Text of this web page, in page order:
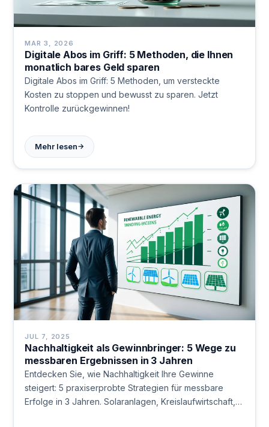
MAR 3, 2026
Digitale Abos im Griff: 5 Methoden, die Ihnen
monatlich bares Geld sparen
Digitale Abos im Griff: 5 Methoden, um versteckte
Kosten zu stoppen und bewusst zu sparen. Jetzt
Kontrolle zurückgewinnen!
Mehr lesen→
JUL 7, 2025
Nachhaltigkeit als Gewinnbringer: 5 Wege zu
messbaren Ergebnissen in 3 Jahren
Entdecken Sie, wie Nachhaltigkeit Ihre Gewinne
steigert: 5 praxiserprobte Strategien für messbare
Erfolge in 3 Jahren. Solaranlagen, Kreislaufwirtschaft,